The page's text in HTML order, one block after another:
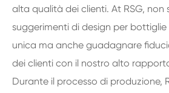
alta qualità dei clienti. At RSG, non
suggerimenti di design per
unica ma anche guadagnare
dei clienti con il nostro alto
Durante il processo di produzione,